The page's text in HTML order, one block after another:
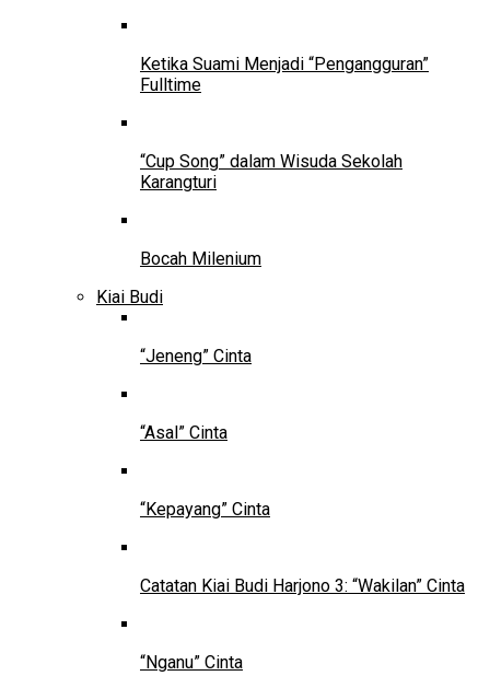
Ketika Suami Menjadi “Pengangguran”
Fulltime
“Cup Song” dalam Wisuda Sekolah
Karangturi
Bocah Milenium
Kiai Budi
“Jeneng” Cinta
“Asal” Cinta
“Kepayang” Cinta
Catatan Kiai Budi Harjono 3: “Wakilan” Cinta
“Nganu” Cinta